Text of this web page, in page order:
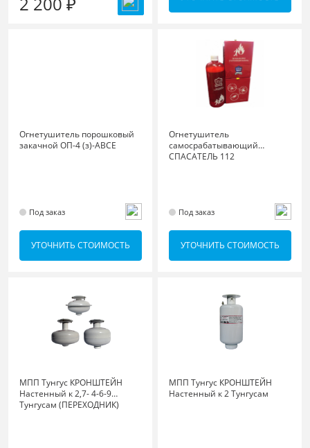
Огнетушитель порошковый
закачной ОП-4 (з)-АВСЕ
Под заказ
УТОЧНИТЬ СТОИМОСТЬ
Огнетушитель
самосрабатывающий
СПАСАТЕЛЬ 112
Под заказ
УТОЧНИТЬ СТОИМОСТЬ
МПП Тунгус КРОНШТЕЙН
Настенный к 2,7- 4-6-9
Тунгусам (ПЕРЕХОДНИК)
МПП Тунгус КРОНШТЕЙН
Настенный к 2 Тунгусам